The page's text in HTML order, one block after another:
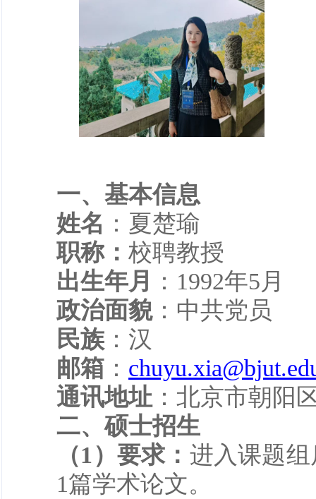
一、 基本信息
姓名 ：夏楚瑜
职称： 校聘教授
出生年月
：1992年5月
政治面貌：中共党员
民族 ：汉
邮箱 ：
通讯地址 ：北京市朝阳
二、硕士招生
（1）要求： 进入课题
1篇学术论文。